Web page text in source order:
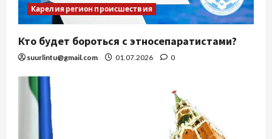
Карелия регион происшествия
Кто будет бороться с этносепаратистами?
suurlintu@gmail.com 01.07.2026 0